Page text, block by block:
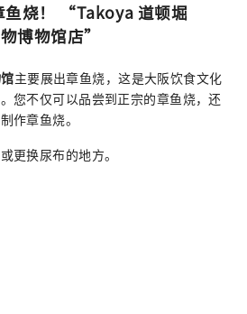
鱼烧！ “Takoya 道顿堀
博物馆店”
主要展出章鱼烧，这是大阪饮食文化
您不仅可以品尝到正宗的章鱼烧，还
作章鱼烧。
更换尿布的地方。